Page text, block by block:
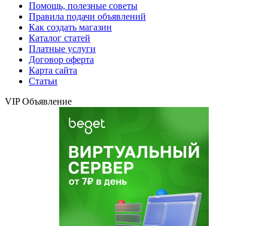
Помощь, полезные советы
Правила подачи объявлений
Как создать магазин
Каталог статей
Платные услуги
Договор оферта
Карта сайта
Статьи
VIP Объявление